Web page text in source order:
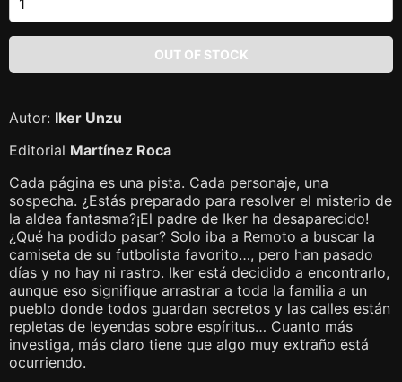
Autor: Iker Unzu
Editorial Martínez Roca
Cada página es una pista. Cada personaje, una
sospecha. ¿Estás preparado para resolver el misterio de
la aldea fantasma?¡El padre de Iker ha desaparecido!
¿Qué ha podido pasar? Solo iba a Remoto a buscar la
camiseta de su futbolista favorito…, pero han pasado
días y no hay ni rastro. Iker está decidido a encontrarlo,
aunque eso signifique arrastrar a toda la familia a un
pueblo donde todos guardan secretos y las calles están
repletas de leyendas sobre espíritus… Cuanto más
investiga, más claro tiene que algo muy extraño está
ocurriendo.